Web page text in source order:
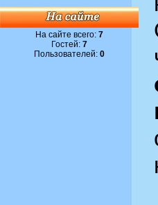
На сайте всего: 7
Гостей: 7
Пользователей: 0